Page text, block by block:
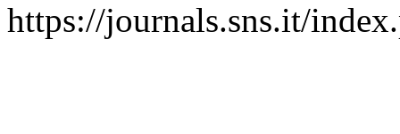
https://journals.sns.it/